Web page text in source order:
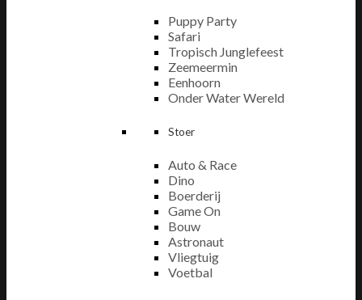
Puppy Party
Safari
Tropisch Junglefeest
Zeemeermin
Eenhoorn
Onder Water Wereld
Stoer
Auto & Race
Dino
Boerderij
Game On
Bouw
Astronaut
Vliegtuig
Voetbal